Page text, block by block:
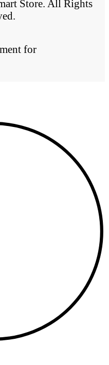
Store. All Rights
for